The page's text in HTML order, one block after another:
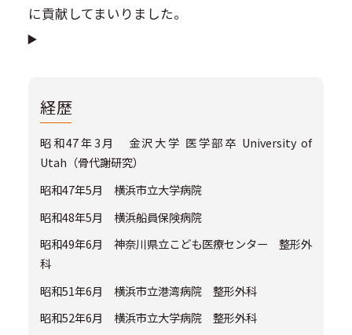
に貢献してまいりました。
経歴
昭和47年3月 金沢大学 医学部卒 University of
Utah（骨代謝研究）
昭和47年5月 横浜市立大学病院
昭和48年5月 横浜船員保険病院
昭和49年6月 神奈川県立こども医療センター 整形外
科
昭和51年6月 横浜市立港湾病院 整形外科
昭和52年6月 横浜市立大学病院 整形外科